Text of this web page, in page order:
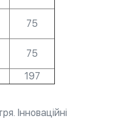
75
75
197
Інноваційні